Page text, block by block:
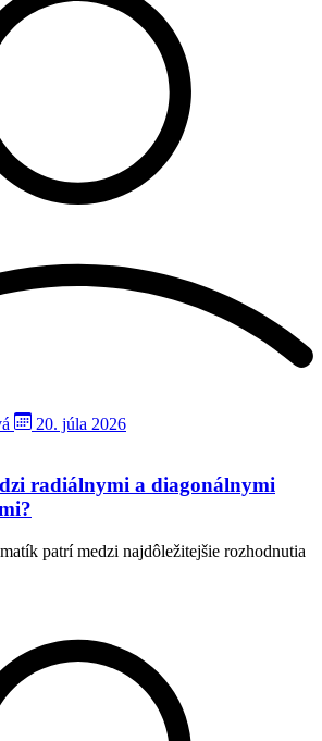
20. júla 2026
radiálnymi a diagonálnymi
patrí medzi najdôležitejšie rozhodnutia